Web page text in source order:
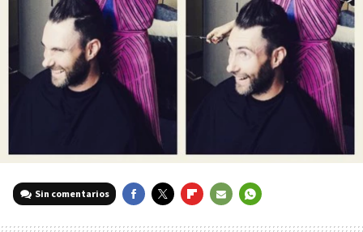
Sin comentarios